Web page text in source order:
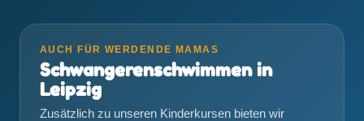
AUCH FÜR WERDENDE MAMAS
Schwangerenschwimmen in
Leipzig
Zusätzlich zu unseren Kinderkursen bieten wir